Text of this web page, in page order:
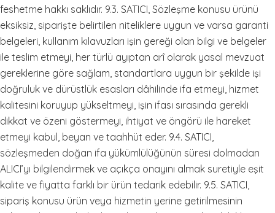
feshetme hakkı saklıdır. 9.3. SATICI, Sözleşme konusu ürünü
eksiksiz, siparişte belirtilen niteliklere uygun ve varsa garanti
belgeleri, kullanım kılavuzları işin gereği olan bilgi ve belgeler
ile teslim etmeyi, her türlü ayıptan arî olarak yasal mevzuat
gereklerine göre sağlam, standartlara uygun bir şekilde işi
doğruluk ve dürüstlük esasları dâhilinde ifa etmeyi, hizmet
kalitesini koruyup yükseltmeyi, işin ifası sırasında gerekli
dikkat ve özeni göstermeyi, ihtiyat ve öngörü ile hareket
etmeyi kabul, beyan ve taahhüt eder. 9.4. SATICI,
sözleşmeden doğan ifa yükümlülüğünün süresi dolmadan
ALICI’yı bilgilendirmek ve açıkça onayını almak suretiyle eşit
kalite ve fiyatta farklı bir ürün tedarik edebilir. 9.5. SATICI,
sipariş konusu ürün veya hizmetin yerine getirilmesinin